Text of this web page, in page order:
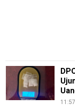
InfoKepri
KuansingTerkini